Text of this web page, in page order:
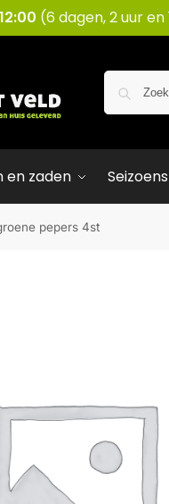
(6 dagen, 2 uur en
en zaden
pepers 4st